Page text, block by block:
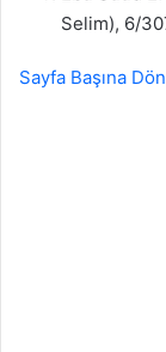
Selim), 6/
Sayfa Başına Dön